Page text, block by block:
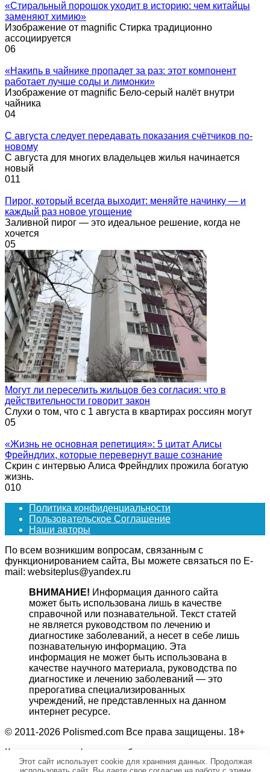
«Стиральный порошок уходит в историю: чем китайцы
заменяют химию»
Изображение от magnific Стирка традиционно
ассоциируется
06
«Накипь в чайнике пропадет за раз: этот компонент
работает лучше соды и лимонки»
Изображение от magnific Бело-серый налёт внутри
чайника
04
С августа следует передавать показания счётчиков по-
новому
С августа для многих владельцев жилья начинается
новый
011
Пирог, который всегда выходит: меняйте начинку — и
каждый раз новое угощение
Заливной пирог — это идеальное решение, когда не
хочется
05
Могут ли переселить жильцов без согласия: что в
действительности говорит закон
Слухи о том, что с 1 августа в квартирах россиян могут
05
«Жизнь не основная репетиция»: 5 цитат Алисы
Фрейндлих, которые перевернут ваше сознание
Скрин с интервью Алиса Фрейндлих прожила богатую
жизнь.
010
Политика конфиденциальности
Пользовательское Соглашение
Наши авторы
По всем возникшим вопросам, связанным с
функционированием сайта, Вы можете связаться по E-
mail: websiteplus@yandex.ru
ВНИМАНИЕ! Информация данного сайта
может быть использована лишь в качестве
справочной или познавательной. Текст статей
не является руководством по лечению и
диагностике заболеваний, а несет в себе лишь
познавательную информацию. Эта
информация не может быть использована в
качестве научного материала, руководства по
диагностике и лечению заболеваний — это
прерогатива специализированных
учреждений, не представленных на данном
интернет ресурсе.
© 2011-2026 Polismed.com Все права защищены. 18+
Копирование информации без гиперссылки на источник
запрещено.
Этот сайт использует cookie для хранения данных. Продолжая